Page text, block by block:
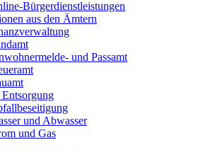
Bürgerdienstleistungen
aus den Ämtern
und Passamt
und Abwasser
und Gas